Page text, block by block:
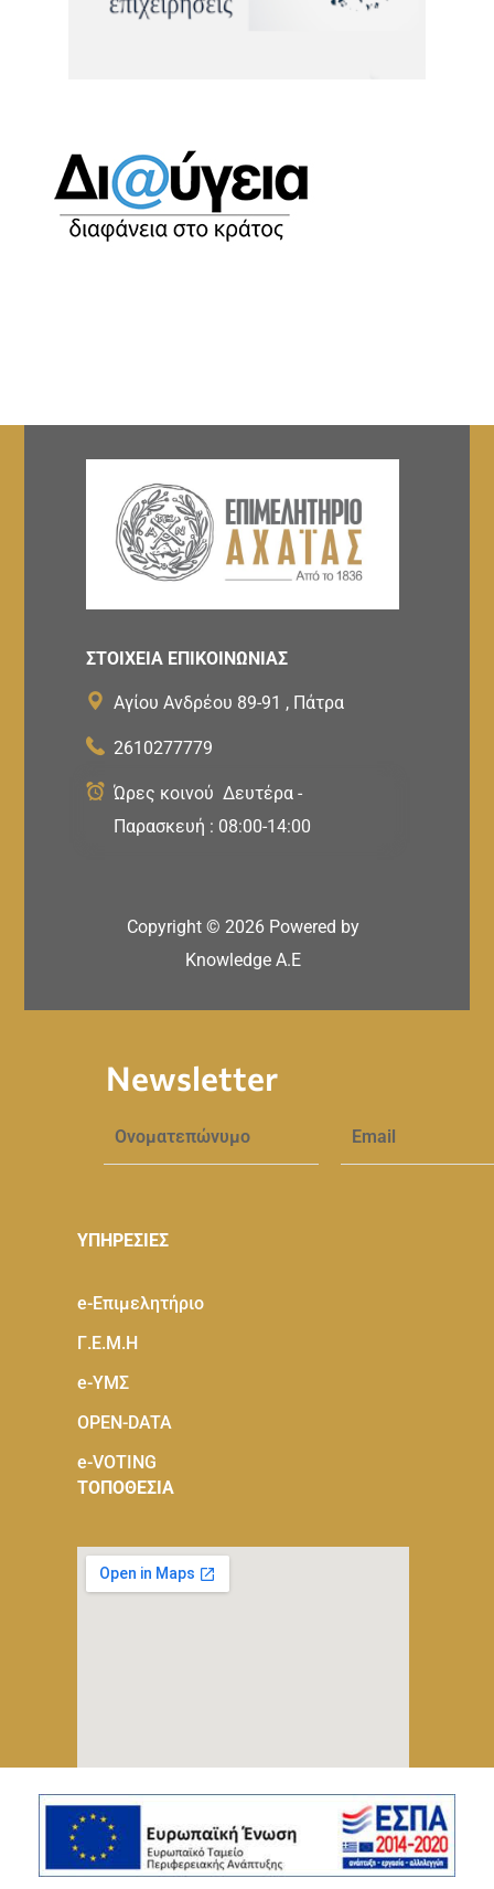
ΣΤΟΙΧΕΙΑ ΕΠΙΚΟΙΝΩΝΙΑΣ
Αγίου Ανδρέου 89-91 , Πάτρα
2610277779
Ώρες κοινού Δευτέρα -
Παρασκευή : 08:00-14:00
Copyright © 2026 Powered by
Knowledge A.E
Newsletter
ΥΠΗΡΕΣΙΕΣ
e-Eπιμελητήριο
Γ.Ε.Μ.Η
e-ΥΜΣ
OPEN-DATA
e-VOTING
ΤΟΠΟΘΕΣΙΑ